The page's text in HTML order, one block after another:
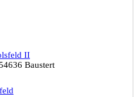
II
Baustert